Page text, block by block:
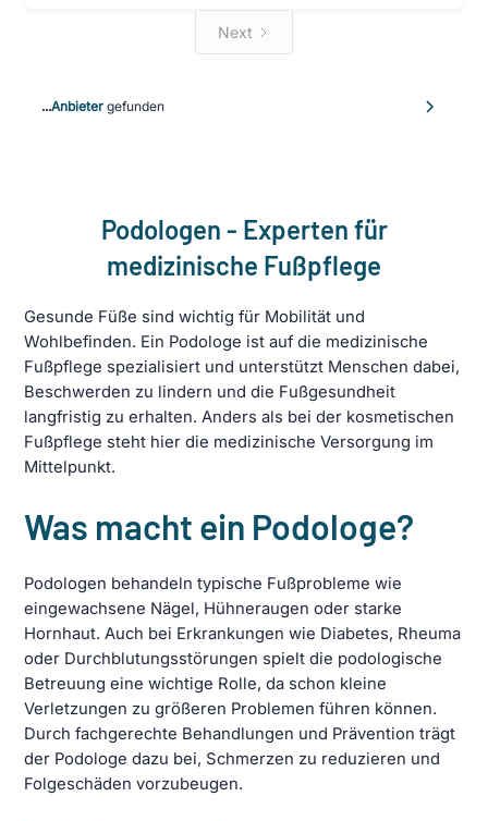
Next
...Anbieter gefunden
Podologen - Experten für
medizinische Fußpflege
Gesunde Füße sind wichtig für Mobilität und
Wohlbefinden. Ein Podologe ist auf die medizinische
Fußpflege spezialisiert und unterstützt Menschen dabei,
Beschwerden zu lindern und die Fußgesundheit
langfristig zu erhalten. Anders als bei der kosmetischen
Fußpflege steht hier die medizinische Versorgung im
Mittelpunkt.
Was macht ein Podologe?
Podologen behandeln typische Fußprobleme wie
eingewachsene Nägel, Hühneraugen oder starke
Hornhaut. Auch bei Erkrankungen wie Diabetes, Rheuma
oder Durchblutungsstörungen spielt die podologische
Betreuung eine wichtige Rolle, da schon kleine
Verletzungen zu größeren Problemen führen können.
Durch fachgerechte Behandlungen und Prävention trägt
der Podologe dazu bei, Schmerzen zu reduzieren und
Folgeschäden vorzubeugen.